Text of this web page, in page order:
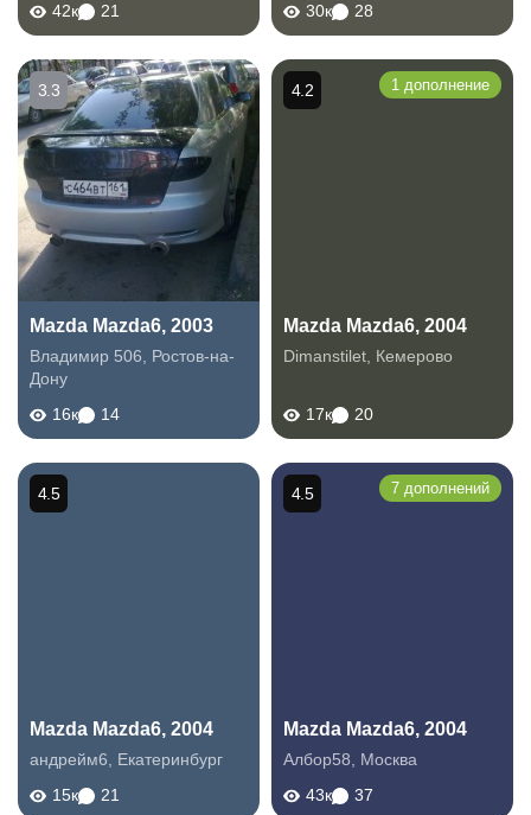
42к
21
30к
28
Mazda Mazda6, 2003
Владимир 506
Ростов-на-
Дону
16к
14
3.3
Mazda Mazda6, 2004
Dimanstilet Кемерово
17к 20
4.2 1 дополнение
Mazda Mazda6, 2004
андрейм6
Екатеринбург
15к
21
4.5
Mazda Mazda6, 2004
Албор58
Москва
43к
37
4.5 7 дополнений